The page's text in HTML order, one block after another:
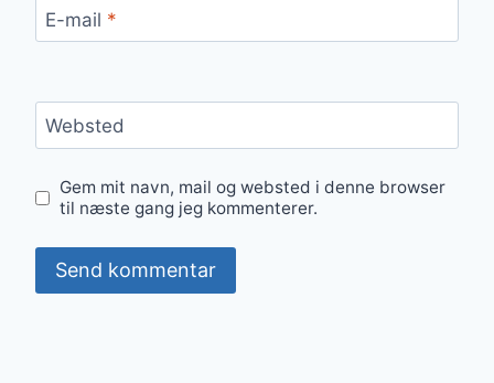
E-mail *
Websted
Gem mit navn, mail og websted i denne browser
til næste gang jeg kommenterer.